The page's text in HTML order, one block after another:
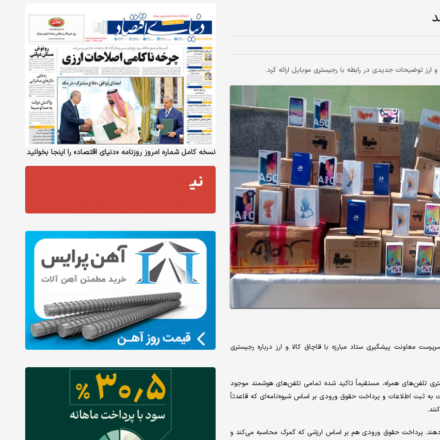
ارز توضیحات جدیدی در رابطه با رجیستری موبایل ارائه کرد.
معاونت پیشگیری ستاد مبارزه با قاچاق کالا و ارز درباره رجیستری
۱۴۰۳ برای رفع مشکل رجیستری تلفن‌های همراه‌، مستقیماً تاکید شده تمامی تلفن‌های هوشمند موجود
به ثبت اطلاعات و پرداخت حقوق ورودی بر اساس شیوه‌نامه‌ای که قاعدتاً
دهند. پرداخت حقوق ورودی هم بر اساس ارزشی که گمرک محاسبه می‌کند و
نسخه کامل شماره امروز روزنامه «دنیای‌ اقتصاد» را اینجا بخوانید